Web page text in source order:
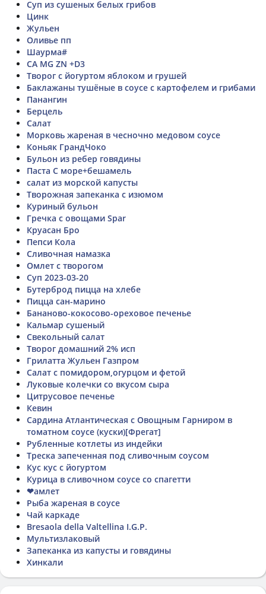
Суп из сушеных белых грибов
Цинк
Жульен
Оливье пп
Шаурма#
CA MG ZN +D3
Творог с йогуртом яблоком и грушей
Баклажаны тушёные в соусе с картофелем и грибами
Панангин
Берцель
Салат
Морковь жареная в чесночно медовом соусе
Коньяк ГрандЧоко
Бульон из ребер говядины
Паста С море+бешамель
салат из морской капусты
Творожная запеканка с изюмом
Куриный бульон
Гречка с овощами Spar
Круасан Бро
Пепси Кола
Сливочная намазка
Омлет с творогом
Суп 2023-03-20
Бутерброд пицца на хлебе
Пицца сан-марино
Бананово-кокосово-ореховое печенье
Кальмар сушеный
Свекольный салат
Творог домашний 2% исп
Грилатта Жульен Газпром
Салат с помидором,огурцом и фетой
Луковые колечки со вкусом сыра
Цитрусовое печенье
Кевин
Сардина Атлантическая с Овощным Гарниром в
томатном соусе (куски)[Фрегат]
Рубленные котлеты из индейки
Треска запеченная под сливочным соусом
Кус кус с йогуртом
Курица в сливочном соусе со спагетти
❤амлет
Рыба жареная в соусе
Чай каркаде
Bresaola della Valtellina I.G.P.
Мультизлаковый
Запеканка из капусты и говядины
Хинкали